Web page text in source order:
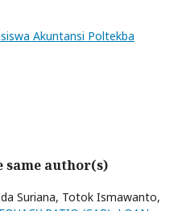
Akuntansi Poltekba
same author(s)
Suriana, Totok Ismawanto,